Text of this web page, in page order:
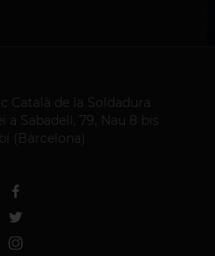
Català de la Soldadura
a Sabadell, 79, Nau 8 bis
(Barcelona)